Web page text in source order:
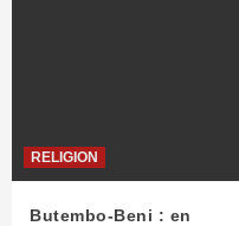
RELIGION
Butembo-Beni : en